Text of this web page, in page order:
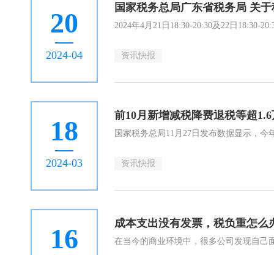
20
2024-04
国家税务总局广东省税务局 关
2024年4月21日18:30-20:30及22日18:30-
资讯快报
18
2024-03
前10月新增减税降费退税等超
资讯快报
16 成本支出没有发票，税负重怎